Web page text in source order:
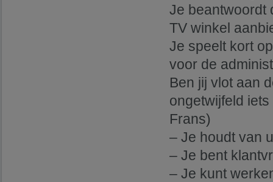
Je beantwoordt
TV winkel
Je speelt kort
voor de
Ben jij vlot aan
ongetwijfeld
Frans)
– Je houdt van
– Je bent
– Je kunt